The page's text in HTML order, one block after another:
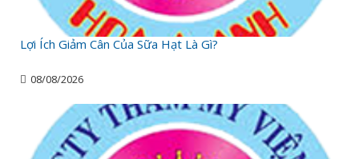
Lợi Ích Giảm Cân Của Sữa Hạt Là Gì?
08/08/2026